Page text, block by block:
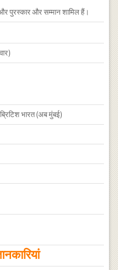
पुरस्कार और सम्मान शामिल हैं।
ब्रिटिश भारत (अब मुंबई)